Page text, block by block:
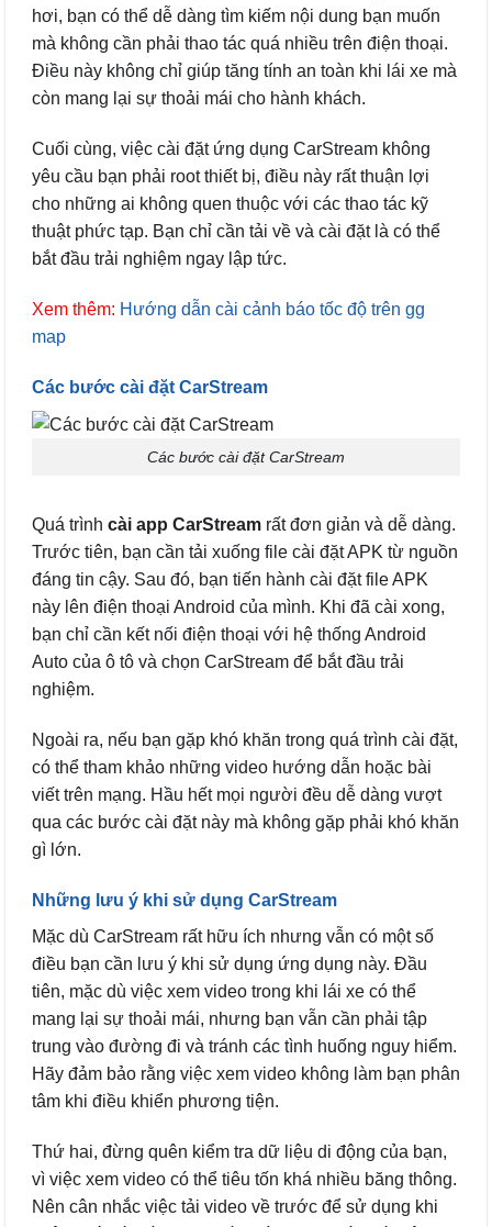
hơi, bạn có thể dễ dàng tìm kiếm nội dung bạn muốn
mà không cần phải thao tác quá nhiều trên điện thoại.
Điều này không chỉ giúp tăng tính an toàn khi lái xe mà
còn mang lại sự thoải mái cho hành khách.
Cuối cùng, việc cài đặt ứng dụng CarStream không
yêu cầu bạn phải root thiết bị, điều này rất thuận lợi
cho những ai không quen thuộc với các thao tác kỹ
thuật phức tạp. Bạn chỉ cần tải về và cài đặt là có thể
bắt đầu trải nghiệm ngay lập tức.
Xem thêm: Hướng dẫn cài cảnh báo tốc độ trên gg
map
Các bước cài đặt CarStream
Các bước cài đặt CarStream
Quá trình cài app CarStream rất đơn giản và dễ dàng.
Trước tiên, bạn cần tải xuống file cài đặt APK từ nguồn
đáng tin cậy. Sau đó, bạn tiến hành cài đặt file APK
này lên điện thoại Android của mình. Khi đã cài xong,
bạn chỉ cần kết nối điện thoại với hệ thống Android
Auto của ô tô và chọn CarStream để bắt đầu trải
nghiệm.
Ngoài ra, nếu bạn gặp khó khăn trong quá trình cài đặt,
có thể tham khảo những video hướng dẫn hoặc bài
viết trên mạng. Hầu hết mọi người đều dễ dàng vượt
qua các bước cài đặt này mà không gặp phải khó khăn
gì lớn.
Những lưu ý khi sử dụng CarStream
Mặc dù CarStream rất hữu ích nhưng vẫn có một số
điều bạn cần lưu ý khi sử dụng ứng dụng này. Đầu
tiên, mặc dù việc xem video trong khi lái xe có thể
mang lại sự thoải mái, nhưng bạn vẫn cần phải tập
trung vào đường đi và tránh các tình huống nguy hiểm.
Hãy đảm bảo rằng việc xem video không làm bạn phân
tâm khi điều khiển phương tiện.
Thứ hai, đừng quên kiểm tra dữ liệu di động của bạn,
vì việc xem video có thể tiêu tốn khá nhiều băng thông.
Nên cân nhắc việc tải video về trước để sử dụng khi